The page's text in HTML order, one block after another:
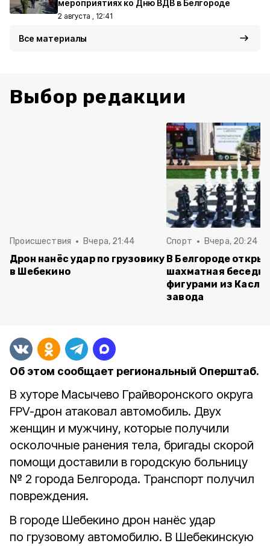
мероприятиях ко Дню ВДВ в Белгороде
2 августа , 12:41
Все материалы
Выбор редакции
Происшествия Вчера, 21:44
Дрон нанёс удар по грузовику
в Шебекино
Спорт Вчера, 20:24
В Белгороде
шахматная
фигурами из
завода
Об этом сообщает региональный Оперштаб.
В хуторе Масычево Грайворонского округа
FPV-дрон атаковал автомобиль. Двух
женщин и мужчину, которые получили
осколочные ранения тела, бригады скорой
помощи доставили в городскую больницу
№ 2 города Белгорода. Транспорт получил
повреждения.
В городе Шебекино дрон нанёс удар
по грузовому автомобилю. В Шебекинскую